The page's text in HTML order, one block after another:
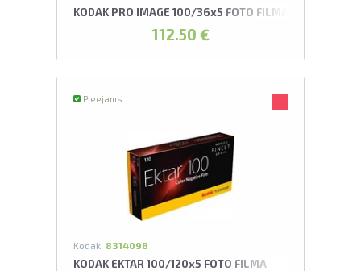
KODAK PRO IMAGE 100/36x5 FOTO FILMA
112.50 €
Pieejams
Kodak, 8314098
KODAK EKTAR 100/120x5 FOTO FILMA